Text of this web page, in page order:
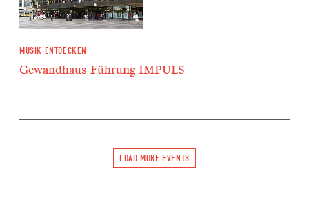
MUSIK ENTDECKEN
Gewandhaus-Führung IMPULS
LOAD MORE EVENTS